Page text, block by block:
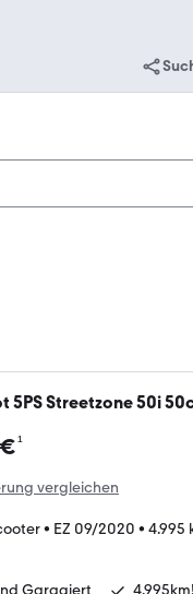
5PS Streetzone 50i
¹
vergleichen
• EZ 09/2020 • 4.995
Garagiert